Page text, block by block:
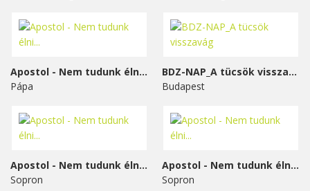
Apostol - Nem tudunk élni...
Pápa
BDZ-NAP_A tücsök visszavág
Budapest
Apostol - Nem tudunk élni...
Sopron
Apostol - Nem tudunk élni...
Sopron